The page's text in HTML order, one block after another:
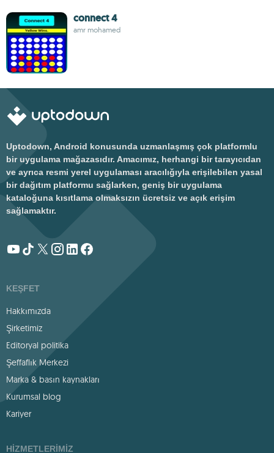
connect 4
amr mohamed
Uptodown, Android konusunda uzmanlaşmış çok platformlu
bir uygulama mağazasıdır. Amacımız, herhangi bir tarayıcıdan
ve ayrıca resmi yerel uygulaması aracılığıyla erişilebilen yasal
bir dağıtım platformu sağlarken, geniş bir uygulama
kataloğuna kısıtlama olmaksızın ücretsiz ve açık erişim
sağlamaktır.
KEŞFET
Hakkımızda
Şirketimiz
Editoryal politika
Şeffaflık Merkezi
Marka & basın kaynakları
Kurumsal blog
Kariyer
HIZMETLERIMIZ